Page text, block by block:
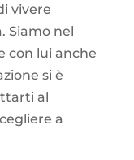
vivere
Siamo nel
con lui anche
si è
al
a